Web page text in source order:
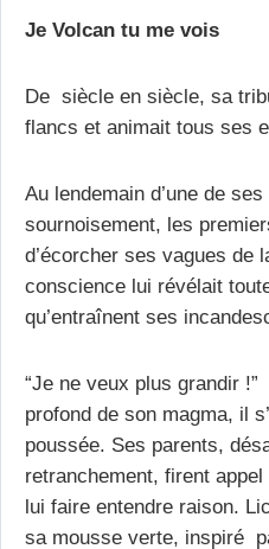
Je Volcan tu me vois
De siècle en siècle, sa
flancs et animait tous ses
Au lendemain d’une de
sournoisement, les
d’écorcher ses vagues de
conscience lui révélait
qu’entraînent ses
“Je ne veux plus grandir !”
profond de son magma, il
poussée. Ses parents,
retranchement, firent
lui faire entendre raison.
sa mousse verte, inspiré